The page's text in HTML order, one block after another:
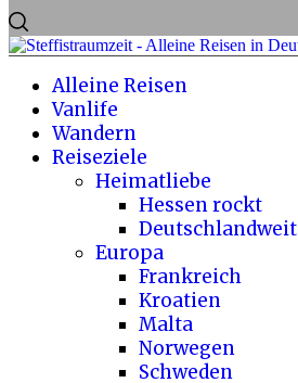
Alleine Reisen
Vanlife
Wandern
Reiseziele
Heimatliebe
Hessen rockt
Deutschlandweit
Europa
Frankreich
Kroatien
Malta
Norwegen
Schweden